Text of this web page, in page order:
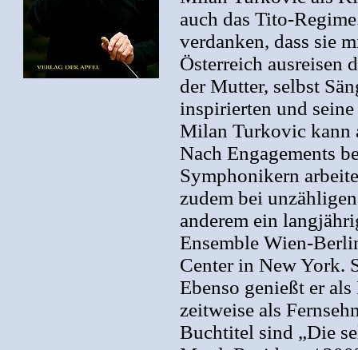
auch das Tito-
verdanken, dass sie
Österreich ausreisen
der Mutter, selbst
inspirierten und
Milan Turkovic kann
Nach Engagements
Symphonikern
zudem bei
anderem ein
Ensemble Wien-
Center in New York.
Ebenso genießt er
zeitweise als
Buchtitel sind „Die